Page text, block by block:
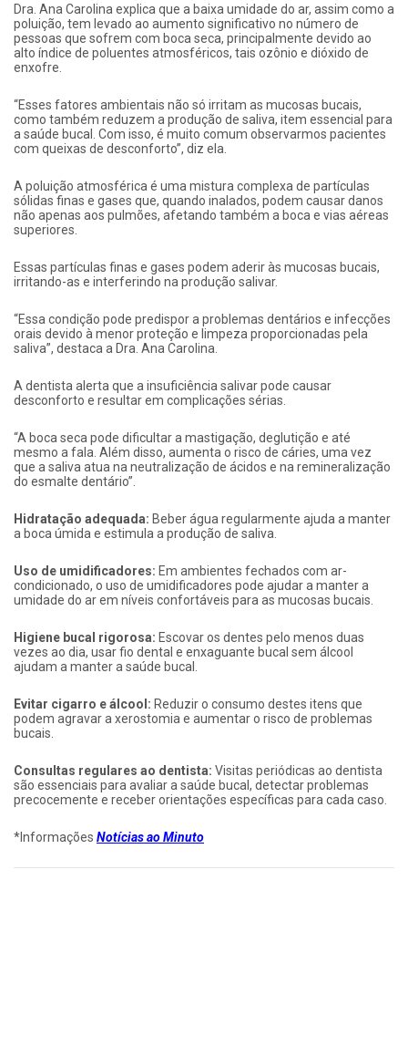
Dra. Ana Carolina explica que a baixa umidade do ar, assim como a
poluição, tem levado ao aumento significativo no número de
pessoas que sofrem com boca seca, principalmente devido ao
alto índice de poluentes atmosféricos, tais ozônio e dióxido de
enxofre.
“Esses fatores ambientais não só irritam as mucosas bucais,
como também reduzem a produção de saliva, item essencial para
a saúde bucal. Com isso, é muito comum observarmos pacientes
com queixas de desconforto”, diz ela.
A poluição atmosférica é uma mistura complexa de partículas
sólidas finas e gases que, quando inalados, podem causar danos
não apenas aos pulmões, afetando também a boca e vias aéreas
superiores.
Essas partículas finas e gases podem aderir às mucosas bucais,
irritando-as e interferindo na produção salivar.
“Essa condição pode predispor a problemas dentários e infecções
orais devido à menor proteção e limpeza proporcionadas pela
saliva”, destaca a Dra. Ana Carolina.
A dentista alerta que a insuficiência salivar pode causar
desconforto e resultar em complicações sérias.
“A boca seca pode dificultar a mastigação, deglutição e até
mesmo a fala. Além disso, aumenta o risco de cáries, uma vez
que a saliva atua na neutralização de ácidos e na remineralização
do esmalte dentário”.
Hidratação adequada: Beber água regularmente ajuda a manter
a boca úmida e estimula a produção de saliva.
Uso de umidificadores: Em ambientes fechados com ar-
condicionado, o uso de umidificadores pode ajudar a manter a
umidade do ar em níveis confortáveis para as mucosas bucais.
Higiene bucal rigorosa: Escovar os dentes pelo menos duas
vezes ao dia, usar fio dental e enxaguante bucal sem álcool
ajudam a manter a saúde bucal.
Evitar cigarro e álcool: Reduzir o consumo destes itens que
podem agravar a xerostomia e aumentar o risco de problemas
bucais.
Consultas regulares ao dentista: Visitas periódicas ao dentista
são essenciais para avaliar a saúde bucal, detectar problemas
precocemente e receber orientações específicas para cada caso.
*Informações Notícias ao Minuto